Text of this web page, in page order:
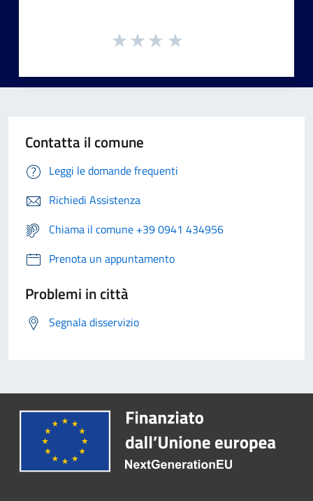
Contatta il comune
Leggi le domande frequenti
Richiedi Assistenza
Chiama il comune +39 0941 434956
Prenota un appuntamento
Problemi in città
Segnala disservizio